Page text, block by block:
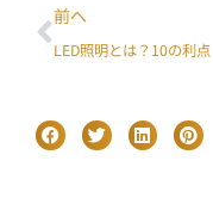
前へ